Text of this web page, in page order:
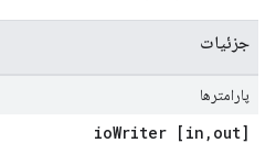
جزئیات
پارامترها
[in
, out] io
Writer